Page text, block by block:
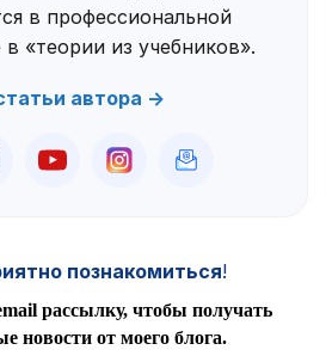
в профессиональной
в «теории из учебников».
автора →
познакомиться!
рассылку, чтобы получать
новости от моего блога.